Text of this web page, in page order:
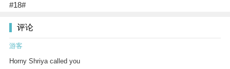
#18#
评论
游客
Horny Shriya called you